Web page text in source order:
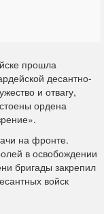
прошла
десантно-
и отвагу,
ордена
на фронте.
в освобождении
бригады закрепил
войск